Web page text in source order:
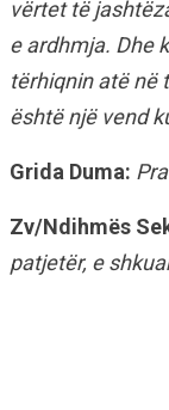
vërtet të
e ardhmja. Dhe
tërhiqnin atë në
është një vend
Grida Duma:
Zv/Ndihmës
patjetër, e